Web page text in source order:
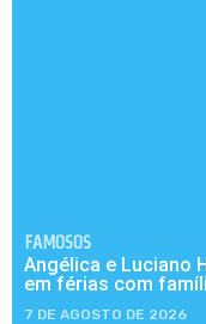
FAMOSOS
Angélica e Luciano
em férias com
7 DE AGOSTO DE 2026